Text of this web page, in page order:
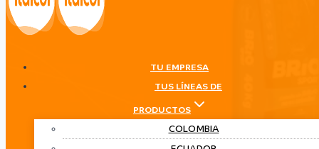
TU EMPRESA
TUS LÍNEAS DE
PRODUCTOS
COLOMBIA